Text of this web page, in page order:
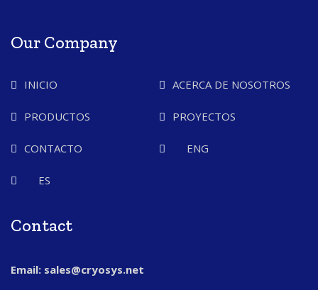
Our Company
INICIO ACERCA DE NOSOTROS
PRODUCTOS PROYECTOS
CONTACTO ENG
ES
Contact
Email: sales@cryosys.net